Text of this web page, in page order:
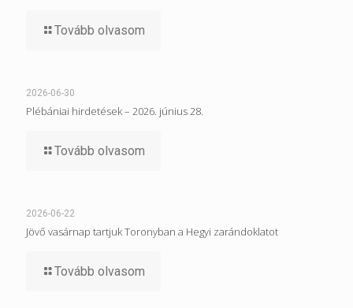
Tovább olvasom
2026-06-30
Plébániai hirdetések – 2026. június 28.
Tovább olvasom
2026-06-22
Jövő vasárnap tartjuk Toronyban a Hegyi zarándoklatot
Tovább olvasom